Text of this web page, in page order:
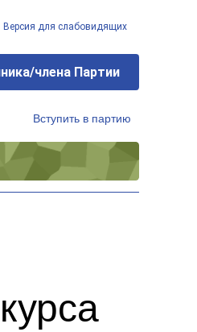
Версия для слабовидящих
члена Партии
Вступить в партию